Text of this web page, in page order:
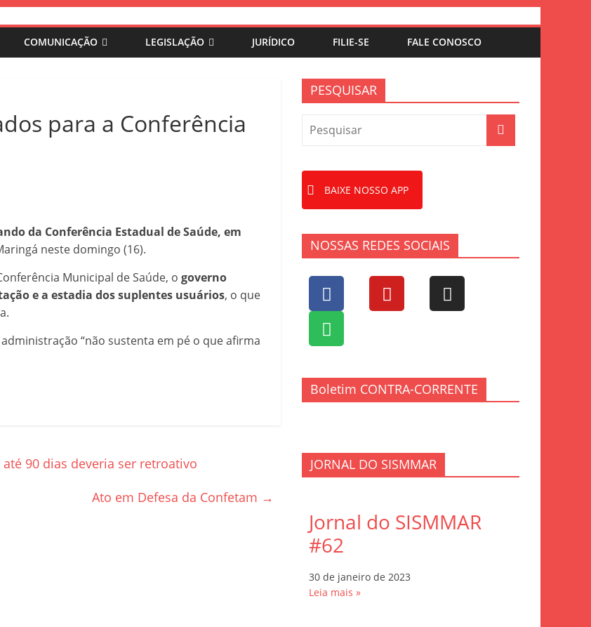
COMUNICAÇÃO LEGISLAÇÃO JURÍDICO FILIE-SE FALE CONOSCO
para a Conferência
da Conferência Estadual de Saúde, em
neste domingo (16).
Municipal de Saúde, o governo
e a estadia dos suplentes usuários, o que
“não sustenta em pé o que afirma
90 dias deveria ser retroativo
Ato em Defesa da Confetam →
PESQUISAR
BAIXE NOSSO APP
NOSSAS REDES SOCIAIS
Boletim CONTRA-CORRENTE
JORNAL DO SISMMAR
Jornal do SISMMAR
#62
30 de janeiro de 2023
Leia mais »